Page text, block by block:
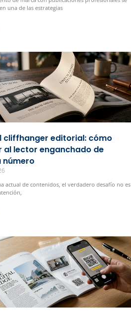
una de las estrategias
cliffhanger editorial: cómo
al lector enganchado de
número
actual de contenidos, el verdadero desafío no es